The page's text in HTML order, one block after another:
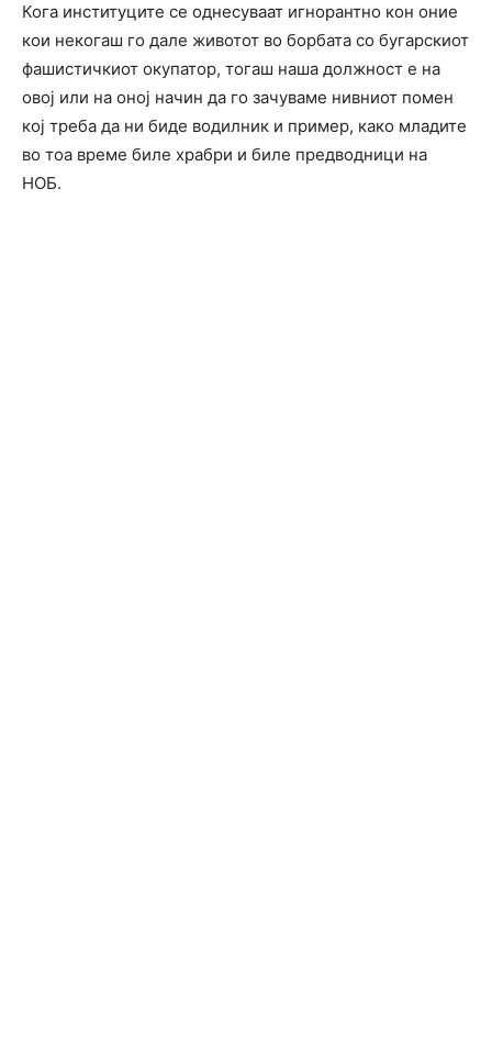
Кога институците се однесуваат игнорантно кон оние
кои некогаш го дале животот во борбата со бугарскиот
фашистичкиот окупатор, тогаш наша должност е на
овој или на оној начин да го зачуваме нивниот помен
кој треба да ни биде водилник и пример, како младите
во тоа време биле храбри и биле предводници на
НОБ.